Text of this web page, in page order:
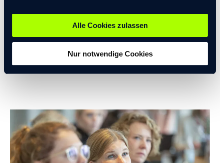
Alle Cookies zulassen
Nur notwendige Cookies
https://www.youtube.com/watch?v=PuTY2qZtVvM